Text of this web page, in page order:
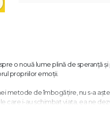
o nouă lume plină de speranță
propriilor emoții.
metode de îmbogățire, nu s-a
care i-au schimbat viața, ea ne